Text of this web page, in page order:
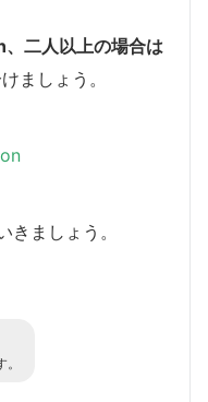
二人以上の場合は
ましょう。
ましょう。